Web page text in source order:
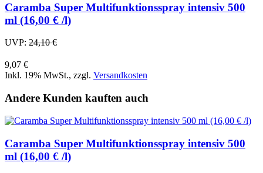
Caramba Super Multifunktionsspray intensiv 500
ml (16,00 € /l)
UVP: 24,10 €
9,07 €
Inkl. 19% MwSt., zzgl. Versandkosten
Andere Kunden kauften auch
Caramba Super Multifunktionsspray intensiv 500
ml (16,00 € /l)